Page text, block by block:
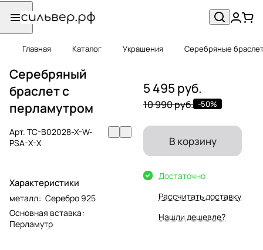
Главная Каталог Украшения Серебряные
Серебряный
браслет с
перламутром
Арт. TC-B02028-X-W-
PSA-X-X
Характеристики
металл: Серебро 925
Основная вставка:
Перламутр
5 495 руб.
10 990 руб. -50%
В корзину
Достаточно
Рассчитать доставку
Нашли дешевле?